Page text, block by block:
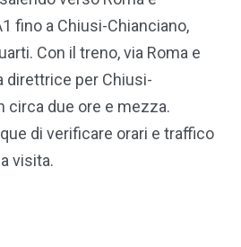
fino a Chiusi-Chianciano,
Con il treno, via Roma e
direttrice per Chiusi-
circa due ore e mezza.
di verificare orari e traffico
visita.